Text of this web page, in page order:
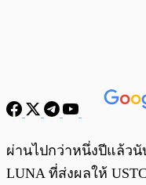
พร้อมเล่น
ผ่านไปกว่าหนึ่งปีแล้วนั
LUNA ที่ส่งผลให้